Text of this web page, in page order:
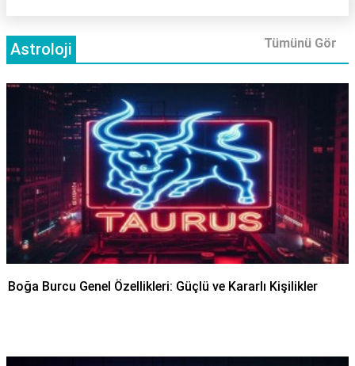
Astroloji Tümünü Gör
Boğa Burcu Genel Özellikleri: Güçlü ve Kararlı Kişilikler